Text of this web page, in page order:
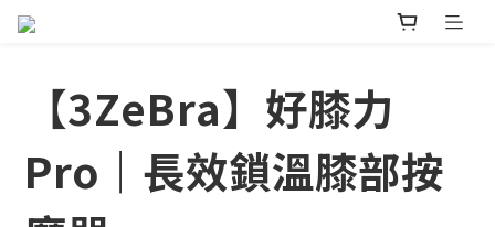
【3ZeBra】好膝力
Pro｜長效鎖溫膝部按